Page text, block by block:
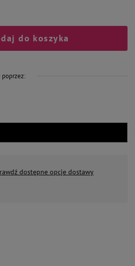
do koszyka
poprzez:
dostępne opcje dostawy